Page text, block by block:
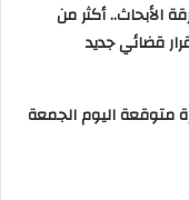
الأبحاث.. أكثر من
قضائي جديد
متوقعة اليوم الجمعة